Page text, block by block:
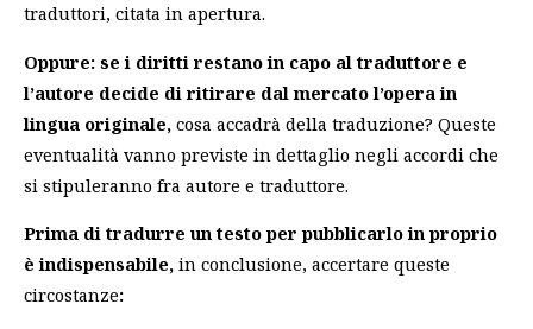
traduttori, citata in apertura.
Oppure: se i diritti restano in capo al traduttore e
l’autore decide di ritirare dal mercato l’opera in
lingua originale, cosa accadrà della traduzione? Queste
eventualità vanno previste in dettaglio negli accordi che
si stipuleranno fra autore e traduttore.
Prima di tradurre un testo per pubblicarlo in proprio
è indispensabile, in conclusione, accertare queste
circostanze: